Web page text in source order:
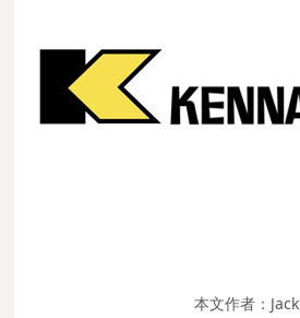
本文作者：Jack